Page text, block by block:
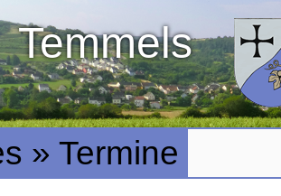
Temmels
» Termine